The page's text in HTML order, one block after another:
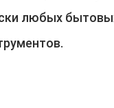
любых